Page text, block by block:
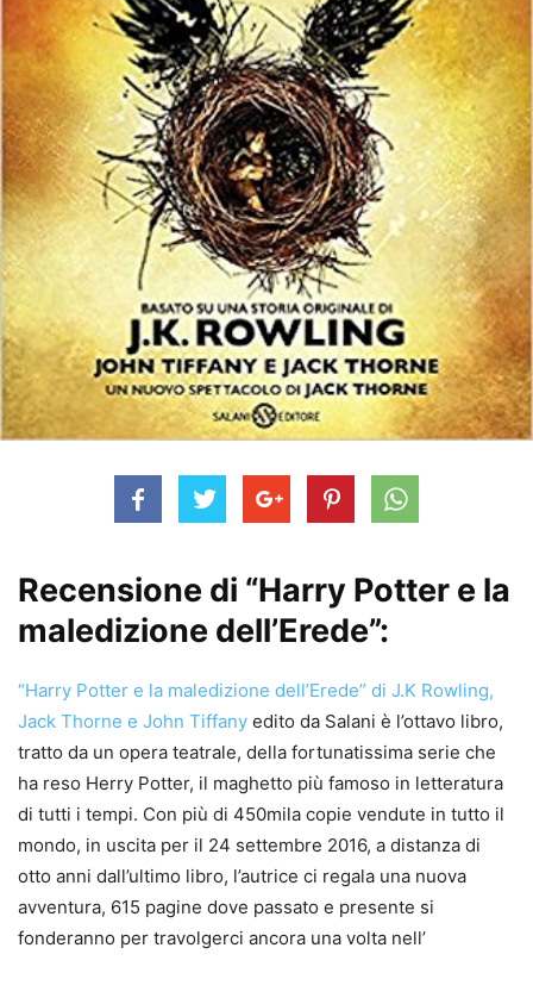
Recensione di “Harry Potter e la
maledizione dell’Erede”:
“Harry Potter e la maledizione dell’Erede” di J.K Rowling,
Jack Thorne e John Tiffany edito da Salani è l’ottavo libro,
tratto da un opera teatrale, della fortunatissima serie che
ha reso Herry Potter, il maghetto più famoso in letteratura
di tutti i tempi. Con più di 450mila copie vendute in tutto il
mondo, in uscita per il 24 settembre 2016, a distanza di
otto anni dall’ultimo libro, l’autrice ci regala una nuova
avventura, 615 pagine dove passato e presente si
fonderanno per travolgerci ancora una volta nell’